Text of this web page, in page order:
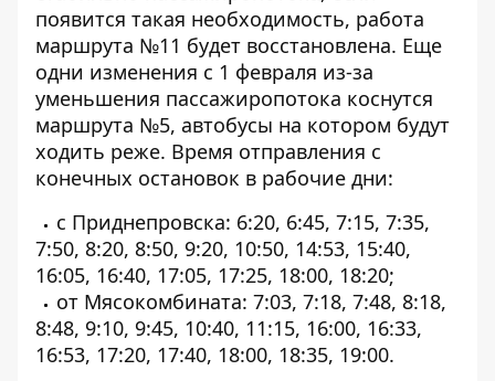
появится такая необходимость, работа
маршрута №11 будет восстановлена. Еще
одни изменения с 1 февраля из-за
уменьшения пассажиропотока коснутся
маршрута №5, автобусы на котором будут
ходить реже. Время отправления с
конечных остановок в рабочие дни:
с Приднепровска: 6:20, 6:45, 7:15, 7:35,
7:50, 8:20, 8:50, 9:20, 10:50, 14:53, 15:40,
16:05, 16:40, 17:05, 17:25, 18:00, 18:20;
от Мясокомбината: 7:03, 7:18, 7:48, 8:18,
8:48, 9:10, 9:45, 10:40, 11:15, 16:00, 16:33,
16:53, 17:20, 17:40, 18:00, 18:35, 19:00.